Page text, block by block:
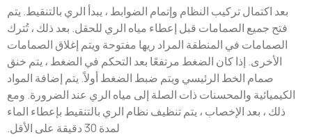
بعد اكتمال تركيب النظام وإتمام الضوابط ، يبدأ الري بالتنقيط. يتم
فتح جميع الصمامات قبل إعطاء مياه الري للحقل. بعد ذلك ، تُترك
الصمامات في المنطقة المراد ريها مفتوحة ويتم إغلاق الصمامات
الأخرى. إذا كان الضغط مرتفعًا بعد التحكم في الضغط ، يتم خنق
صمام الخط الرئيسي ويتم ضبط الضغط أولاً. يتم إضافة المواد
الكيميائية والمحسنات ذات الصلة إلى مياه الري عند الضرورة. ومع
ذلك ، بعد الإخصاب ، يتم تنظيف نظام الري بالتنقيط بإعطاء الماء
لمدة 30 دقيقة على الأقل.